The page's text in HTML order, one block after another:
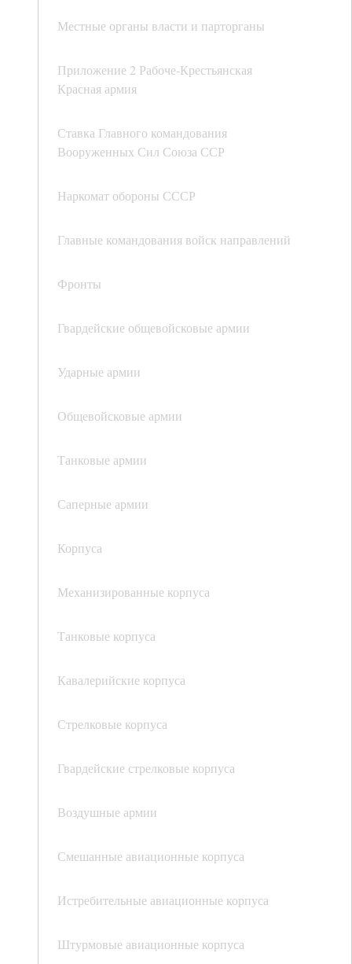
Местные органы власти и парторганы
Приложение 2 Рабоче-Крестьянская
Красная армия
Ставка Главного командования
Вооруженных Сил Союза ССР
Наркомат обороны СССР
Главные командования войск направлений
Фронты
Гвардейские общевойсковые армии
Ударные армии
Общевойсковые армии
Танковые армии
Саперные армии
Корпуса
Механизированные корпуса
Танковые корпуса
Кавалерийские корпуса
Стрелковые корпуса
Гвардейские стрелковые корпуса
Воздушные армии
Смешанные авиационные корпуса
Истребительные авиационные корпуса
Штурмовые авиационные корпуса